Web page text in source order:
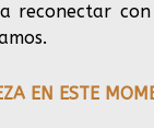
a reconectar
EN ESTE